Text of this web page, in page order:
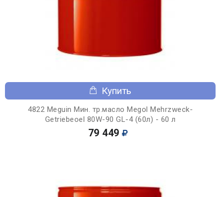
Купить
4822 Meguin Мин. тр.масло Megol Mehrzweck-
Getriebeoel 80W-90 GL-4 (60л) - 60 л
79 449